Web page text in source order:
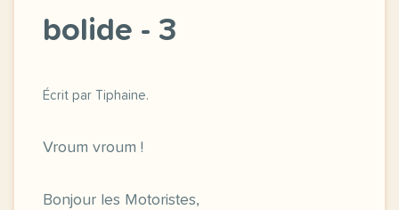
bolide - 3
Écrit par Tiphaine.
Vroum vroum !
Bonjour les Motoristes,